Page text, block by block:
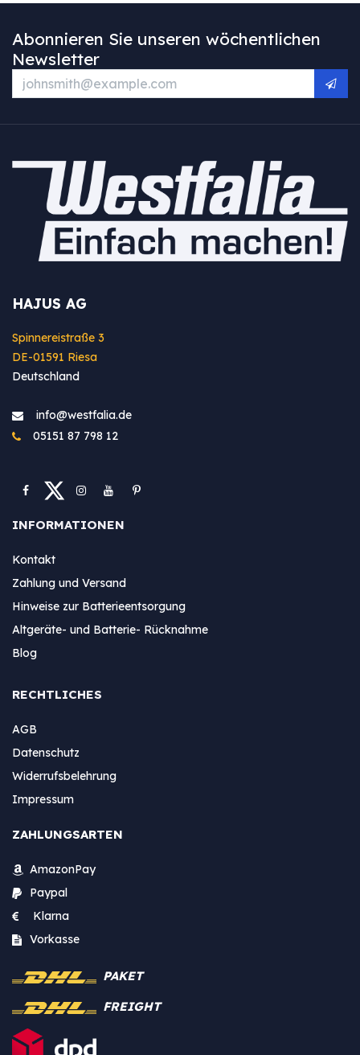
Abonnieren Sie unseren wöchentlichen
Newsletter
HAJUS AG
Spinnereistraße 3
DE-01591 Riesa
Deutschland
info@westfa​lia.de
05151 87 798 12
INFORMATIONEN
Kontakt
Zahlung und Versand
Hinweise zur Batterieentsorgung
Altgeräte- und Batterie- Rücknahme
Blog
RECHTLICHES
AGB
Datenschutz
Widerrufsbelehrung
Impressum
ZAHLUNGSARTEN
AmazonPay
Paypal
Klarna
Vorkasse
PAKET
FREIGHT